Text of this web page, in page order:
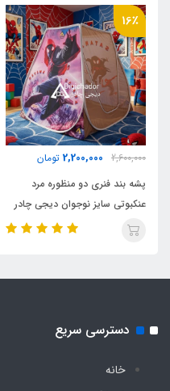
پلی استر پشت نقره ضد
وزن
2500 گرم
اقلام همراه
کیف حمل مخصوص
نوع اسکلت
ابریشم
16٪
2,600,000
2,200,000 تومان
پشه بند فنری دو منظوره مرد
عنکبوتی سایز نوجوان دیجی چادر
دسترسی سریع
خانه